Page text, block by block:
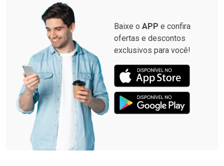
Baixe o APP e confira
ofertas e descontos
exclusivos para você!